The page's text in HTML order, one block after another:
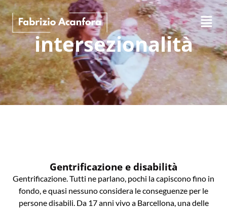
intersezionalità
Gentrificazione e disabilità
Gentrificazione. Tutti ne parlano, pochi la capiscono fino in
fondo, e quasi nessuno considera le conseguenze per le
persone disabili. Da 17 anni vivo a Barcellona, una delle